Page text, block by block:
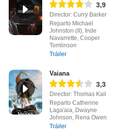
3,9
Director: Curry Barker
Reparto Michael
Johnston (II), Inde
Navarrette, Cooper
Tomlinson
Tráiler
Vaiana
3,3
Director: Thomas Kail
Reparto Catherine
Laga'aia, Dwayne
Johnson, Rena Owen
Tráiler